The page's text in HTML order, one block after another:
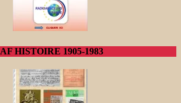
HISTOIRE 1905-1983